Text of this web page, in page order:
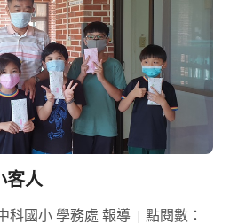
客人
科國小 學務處 報導
點閱數：